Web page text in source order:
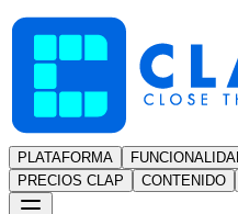
PLATAFORMA
PRECIOS CLAP
CONTENIDO